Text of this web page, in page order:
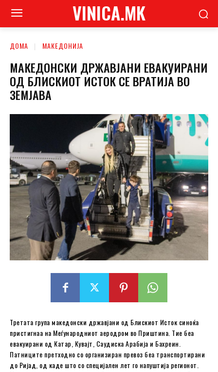
VINICA.MK
ДОМА МАКЕДОНИЈА
МАКЕДОНСКИ ДРЖАВЈАНИ ЕВАКУИРАНИ
ОД БЛИСКИОТ ИСТОК СЕ ВРАТИЈА ВО
ЗЕМЈАВА
Третата група македонски државјани од Блискиот Исток синоќа
пристигнаа на Меѓународниот аеродром во Приштина. Тие беа
евакуирани од Катар, Кувајт, Саудиска Арабија и Бахреин.
Патниците претходно со организиран превоз беа транспортирани
до Ријад, од каде што со специјален лет го напуштија регионот.